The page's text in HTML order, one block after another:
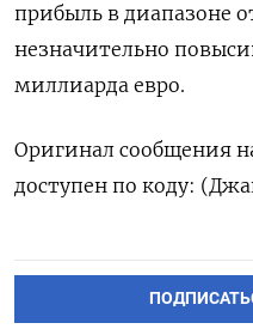
прибыль в диапазоне
незначительно
миллиарда евро.
Оригинал сообщения
доступен по коду: